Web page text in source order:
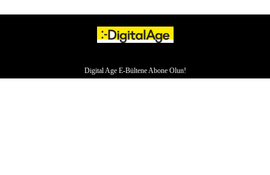
Digital Age E-Bültene Abone Olun!